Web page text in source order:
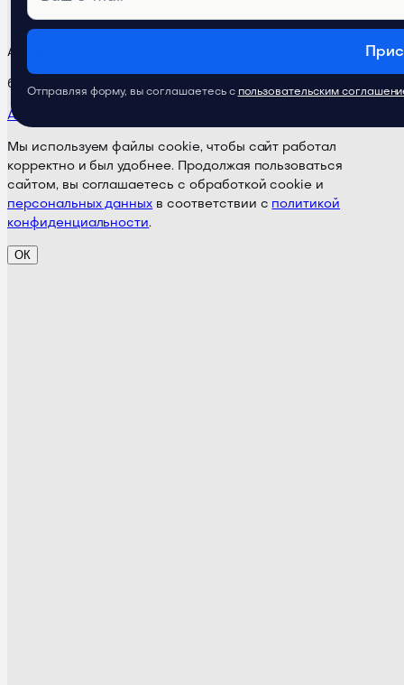
Академия ProductSense
бета-версия · Поддержка:
Академия
Мы используем файлы cookie, чтобы сайт работал
корректно и был удобнее. Продолжая пользоваться
сайтом, вы соглашаетесь с обработкой cookie и
персональных данных в соответствии с политикой
конфиденциальности.
ОК
Отправляя форму, вы соглашаетесь с пользовательским